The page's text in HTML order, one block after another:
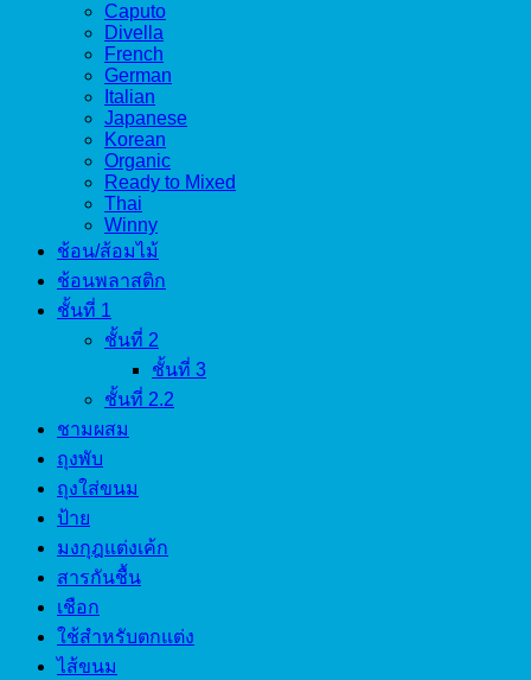
Caputo
Divella
French
German
Italian
Japanese
Korean
Organic
Ready to Mixed
Thai
Winny
ช้อน/ส้อมไม้
ช้อนพลาสติก
ชั้นที่ 1
ชั้นที่ 2
ชั้นที่ 3
ชั้นที่ 2.2
ชามผสม
ถุงพับ
ถุงใส่ขนม
ป้าย
มงกุฎแต่งเค้ก
สารกันชื้น
เชือก
ใช้สำหรับตกแต่ง
ไส้ขนม